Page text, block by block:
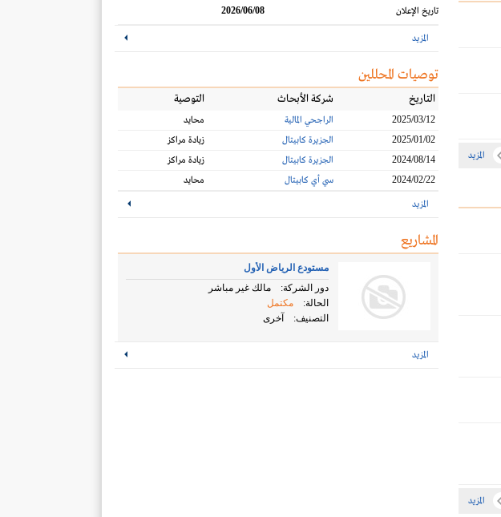
المزيد
المزيد
تاريخ الإعلان 2026/06/08
المزيد
توصيات المحللين
التاريخ شركة الأبحاث التوصية
2025/03/12 الراجحي المالية
محايد
2025/01/02
الجزيرة كابيتال
زيادة مراكز
2024/08/14
الجزيرة كابيتال
زيادة مراكز
2024/02/22
سي أي كابيتال محايد
المزيد
المشاريع
مستودع الرياض الأول
دور الشركة:
مالك غير مباشر
الحالة:
مكتمل
التصنيف:
آخرى
المزيد